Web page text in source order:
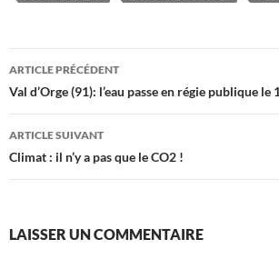
Navigation
des
articles
ARTICLE PRÉCÉDENT
Val d’Orge (91): l’eau passe en régie publique le
ARTICLE SUIVANT
Climat : il n’y a pas que le CO2 !
LAISSER UN COMMENTAIRE